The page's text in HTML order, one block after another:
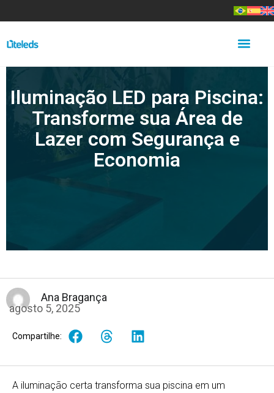
Iluminação LED para Piscina:
Transforme sua Área de
Lazer com Segurança e
Economia
Ana Bragança
agosto 5, 2025
Compartilhe:
A iluminação certa transforma sua piscina em um